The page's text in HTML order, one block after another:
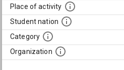
Place of activity
Student nation
Category
Organization